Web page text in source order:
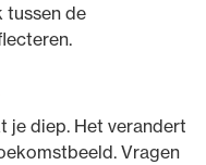
tussen de
je diep. Het verandert
Vragen